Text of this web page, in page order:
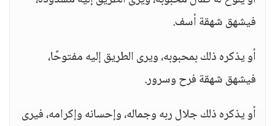
فيشهق شهقة أسف.
أو يذكره ذلك بمحبوبه، ويرى الطريق إليه مفتوحًا،
فيشهق شهقة فرح وسرور.
أو يذكره ذلك جلال ربه وجماله، وإحسانه وإكرامه، فيرى